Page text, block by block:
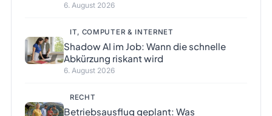
6. August 2026
IT, COMPUTER & INTERNET
Shadow AI im Job: Wann die schnelle
Abkürzung riskant wird
6. August 2026
RECHT
Betriebsausflug geplant: Was